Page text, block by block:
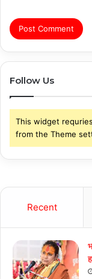
Follow Us
This widget
from the Theme
Recent